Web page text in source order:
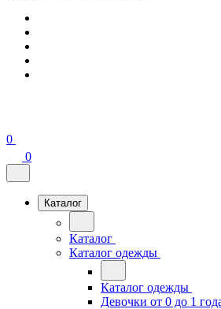
0
0
Каталог
Каталог
Каталог одежды
Каталог одежды
Девочки от 0 до 1